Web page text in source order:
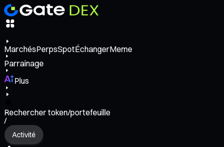
MarchésPerpsSpotÉchangerMeme
Parrainage
Plus
Rechercher token/portefeuille
/
Activité